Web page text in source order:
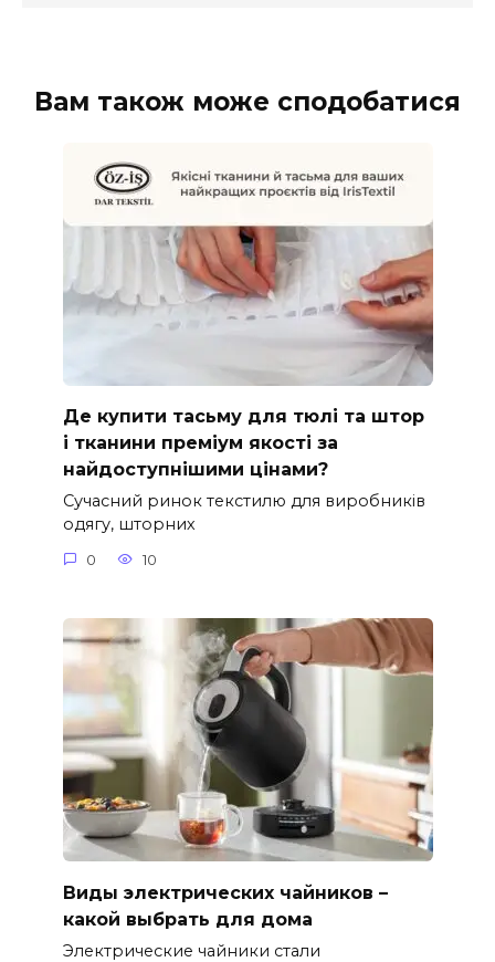
Вам також може сподобатися
Де купити тасьму для тюлі та штор
і тканини преміум якості за
найдоступнішими цінами?
Сучасний ринок текстилю для виробників
одягу, шторних
0 10
Виды электрических чайников –
какой выбрать для дома
Электрические чайники стали